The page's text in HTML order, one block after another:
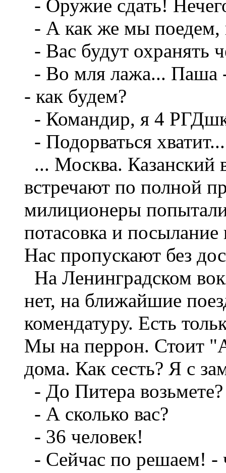
- Оружие сдать!
- А как же мы поедем,
- Вас будут охранять
- Во мля лажа... Паша
- как будем?
- Командир, я 4
- Подорваться хватит...
... Москва. Казанский
встречают по полной
милиционеры
потасовка и
Нас пропускают без
На Ленинградском
нет, на ближайшие
комендатуру. Есть
Мы на перрон. Стоит
дома. Как сесть? Я с
- До Питера возьмете?
- А сколько вас?
- 36 человек!
- Сейчас по решаем! -